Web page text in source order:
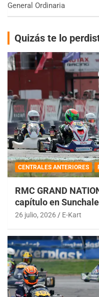
General Ordinaria
Quizás te lo
CENTRALES ANTERIORES
RMC GRAND
capítulo en
26 julio, 2026 E-Kart